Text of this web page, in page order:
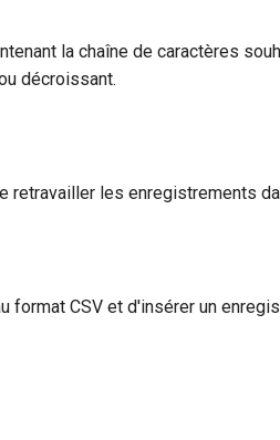
la chaîne de caractères
décroissant.
retravailler les enregistrements
CSV et d'insérer un